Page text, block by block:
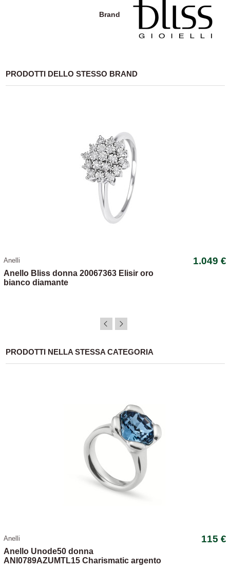
Brand
PRODOTTI DELLO STESSO BRAND
Anelli 1.049 €
Anello Bliss donna 20067363 Elisir oro
bianco diamante
PRODOTTI NELLA STESSA CATEGORIA
Anelli 115 €
Anello Unode50 donna
ANI0789AZUMTL15 Charismatic argento